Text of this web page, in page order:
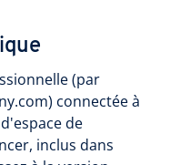
(par
connectée à
de
inclus dans